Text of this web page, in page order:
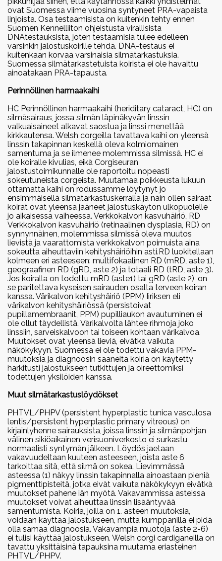
Uroslistat
Cardigan urokset
Pembroke urokset
2023
Vuoden cardiganit 2023
Vuoden pembroket 2023
Vuoden harrastecorgit 2023
2022
Vuoden cardiganit 2022
Vuoden pembroket 2022
Vuoden harrastecorgit 2022
2021
Vuoden cardiganit 2021
Vuoden pembroket 2021
Vuoden harrastecorgit 2021
2019
Vuoden cardiganit 2019
Vuoden pembroket 2019
Vuoden harrastecorgit 2019
2018
Vuoden pembroket 2018
Vuoden cardiganit 2018
Vuoden harrastecorgit 2018
2017
Vuoden cardiganit 2017
Vuoden pembroket 2017
Vuoden harrastecorgit 2017
2016
Vuoden cardiganit 2016
Vuoden pembroket 2016
Erikoisnäyttely 2022
Leppävirta
EuroCorgi Show 2021
Jämsänkoski
Juhlaerikoisnäyttely 50.v
2021 Jämsänkoski
Erikoisnäyttely 2019
Tampere
Erikoisnäyttely 2017 Kouvola
Erikoisnäyttely 2016 Raisio
Valiogalleria 2020
Valiogalleria 2019
Valiogalleria 2018
ovat Suomessa viime vuosina syntyneet PRA-vapaista
linjoista. Osa testaamisista on kuitenkin tehty ennen
Suomen Kennelliiton ohjeistusta virallisista
DNAtestauksista, joten testaamisia tulee edelleen
varsinkin jalostuskoirille tehdä. DNA-testaus ei
kuitenkaan korvaa varsinaisia silmätarkastuksia.
Suomessa silmätarkastetuista koirista ei ole havaittu
ainoatakaan PRA-tapausta.
Perinnöllinen harmaakaihi
HC Perinnöllinen harmaakaihi (heriditary cataract, HC) on
silmäsairaus, jossa silmän läpinäkyvän linssin
valkuaisaineet alkavat saostua ja linssi menettää
kirkkautensa. Welsh corgeilla tavattava kaihi on yleensä
linssin takapinnan keskellä oleva kolmiomainen
samentuma ja se ilmenee molemmissa silmissä. HC ei
ole koiralle kivulias, eikä Corgiseuran
jalostustoimikunnalle ole raportoitu nopeasti
sokeutuneista corgeista. Muutamaa poikkeusta lukuun
ottamatta kaihi on rodussamme löytynyt jo
ensimmäisellä silmätarkastuskerralla ja näin ollen sairaat
koirat ovat yleensä jääneet jalostuskäytön ulkopuolelle
jo aikaisessa vaiheessa. Verkkokalvon kasvuhäiriö, RD
Verkkokalvon kasvuhäiriö (retinaalinen dysplasia, RD) on
synnynnäinen, molemmissa silmissä oleva muutos
lievistä ja vaarattomista verkkokalvon poimuista aina
sokeutta aiheuttaviin kehityshäiriöihin asti.RD luokitellaan
kolmeen eri asteeseen: multifokaalinen RD (mRD, aste 1),
geograafinen RD (gRD, aste 2) ja totaali RD (tRD, aste 3).
Jos koiralla on todettu mRD (aste1) tai gRD (aste 2), on
se paritettava kyseisen sairauden osalta terveen koiran
kanssa. Värikalvon kehityshäiriö (PPM) Iiriksen eli
värikalvon kehityshäiriössä (persistoivat
pupillamembraanit, PPM) pupilliaukon avautuminen ei
ole ollut täydellistä. Värikalvolta lähtee rihmoja joko
linssiin, sarveiskalvoon tai toiseen kohtaan värikalvoa.
Muutokset ovat yleensä lieviä, eivätkä vaikuta
näkökykyyn. Suomessa ei ole todettu vakavia PPM-
muutoksia ja diagnoosin saaneita koiria on käytetty
harkitusti jalostukseen tutkittujen ja oireettomiksi
todettujen yksilöiden kanssa.
Muut silmätarkastuslöydökset
PHTVL/PHPV (persistent hyperplastic tunica vasculosa
lentis/persistent hyperplastic primary vitreous) on
kirjainlyhenne sairauksista, joissa linssin ja silmänpohjan
välinen sikiöaikainen verisuoniverkosto ei surkastu
normaalisti syntymän jälkeen. Löydös jaetaan
vakavuudeltaan kuuteen asteeseen, joista aste 6
tarkoittaa sitä, että silmä on sokea. Lievimmässä
asteessa (1) näkyy linssin takapinnalla ainoastaan pieniä
pigmenttipisteitä, jotka eivät vaikuta näkökykyyn eivätkä
muutokset pahene iän myötä. Vakavammissa asteissa
muutokset voivat aiheuttaa linssin lisääntyvää
samentumista. Koiria, joilla on 1. asteen muutoksia,
voidaan käyttää jalostukseen, mutta kumppanilla ei pidä
olla samaa diagnoosia. Vakavampia muotoja (aste 2-6)
ei tulisi käyttää jalostukseen. Welsh corgi cardiganeilla on
tavattu yksittäisinä tapauksina muutama eriasteinen
PHTVL/PHPV.